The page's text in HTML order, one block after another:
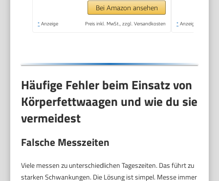
Kalorienbedarf etc.,
XL-Display,
Bei Amazon ansehen
* Anzeige Preis inkl. MwSt., zzgl. Versandkosten * Anzeige
Häufige Fehler beim Einsatz von
Körperfettwaagen und wie du sie
vermeidest
Falsche Messzeiten
Viele messen zu unterschiedlichen Tageszeiten. Das führt zu
starken Schwankungen. Die Lösung ist simpel. Messe immer